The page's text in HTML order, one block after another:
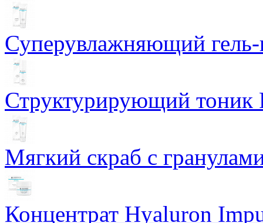
Суперувлажняющий
Структурирующий тоник
Мягкий скраб с
Концентрат Hyaluron